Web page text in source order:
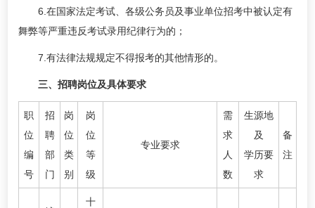
6.在国家法定考试、各级公务员及事业单位招考中被认定有
舞弊等严重违反考试录用纪律行为的；
7.有法律法规规定不得报考的其他情形的。
三、招聘岗位及具体要求
职
位
编
号
招
聘
部
门
岗
位
类
别
岗
位
等
级
专业要求
需
求
人
数
生源地
及
学历要
求
备
注
十